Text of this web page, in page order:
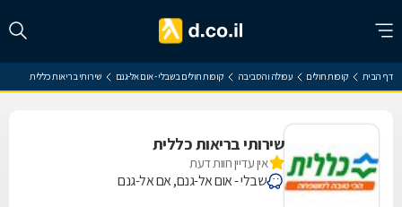
דף הבית קופות חולים עפולה והסביבה קופות חולים בשבלי - אום אל-גנם שירותי בריאות כללית
שירותי בריאות כללית
אין עדיין חוות דעת
שבלי - אום אל-גנם, אם אל-גנם